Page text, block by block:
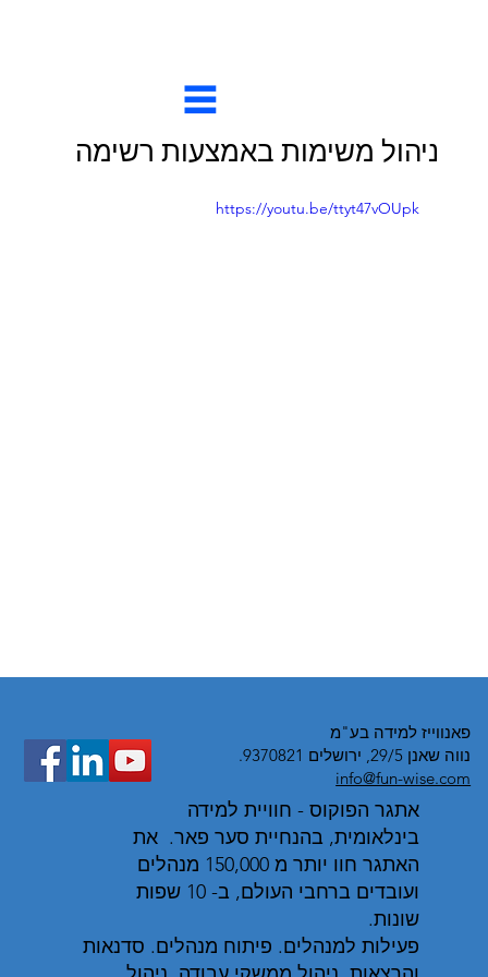
ניהול משימות באמצעות רשימה
https://youtu.be/ttyt47vOUpk
פאנווייז למידה בע"מ
נווה שאנן 29/5, ירושלים 9370821.
info@fun-wise.com
אתגר הפוקוס - חוויית למידה
בינלאומית, בהנחיית סער פאר. את
האתגר חוו יותר מ 150,000 מנהלים
ועובדים ברחבי העולם, ב- 10 שפות
שונות.
פעילות למנהלים. פיתוח מנהלים. סדנאות